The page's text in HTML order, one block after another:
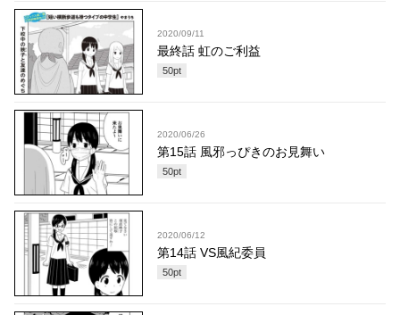
2020/09/11
最終話 虹のご利益
50pt
2020/06/26
第15話 風邪っぴきのお見舞い
50pt
2020/06/12
第14話 VS風紀委員
50pt